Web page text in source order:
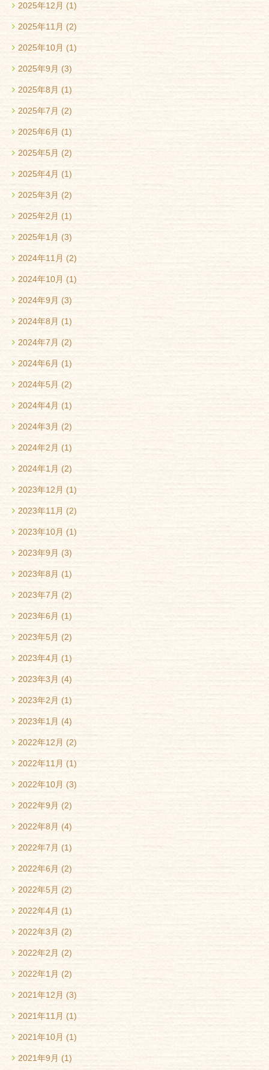
2025年12月 (1)
2025年11月 (2)
2025年10月 (1)
2025年9月 (3)
2025年8月 (1)
2025年7月 (2)
2025年6月 (1)
2025年5月 (2)
2025年4月 (1)
2025年3月 (2)
2025年2月 (1)
2025年1月 (3)
2024年11月 (2)
2024年10月 (1)
2024年9月 (3)
2024年8月 (1)
2024年7月 (2)
2024年6月 (1)
2024年5月 (2)
2024年4月 (1)
2024年3月 (2)
2024年2月 (1)
2024年1月 (2)
2023年12月 (1)
2023年11月 (2)
2023年10月 (1)
2023年9月 (3)
2023年8月 (1)
2023年7月 (2)
2023年6月 (1)
2023年5月 (2)
2023年4月 (1)
2023年3月 (4)
2023年2月 (1)
2023年1月 (4)
2022年12月 (2)
2022年11月 (1)
2022年10月 (3)
2022年9月 (2)
2022年8月 (4)
2022年7月 (1)
2022年6月 (2)
2022年5月 (2)
2022年4月 (1)
2022年3月 (2)
2022年2月 (2)
2022年1月 (2)
2021年12月 (3)
2021年11月 (1)
2021年10月 (1)
2021年9月 (1)